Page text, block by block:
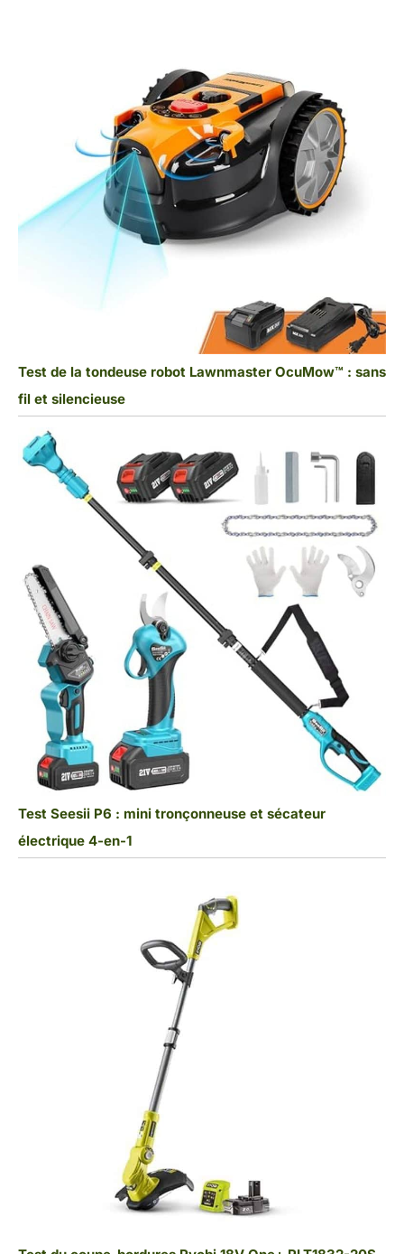
Test de la tondeuse robot Lawnmaster OcuMow™ : sans
fil et silencieuse
Test Seesii P6 : mini tronçonneuse et sécateur
électrique 4-en-1